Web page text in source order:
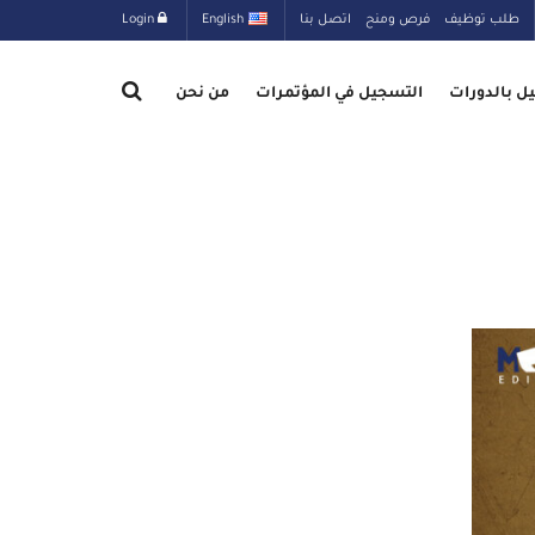
طلب توظيف فرص ومنح اتصل بنا English
بالدورات التسجيل في المؤتمرات من نحن